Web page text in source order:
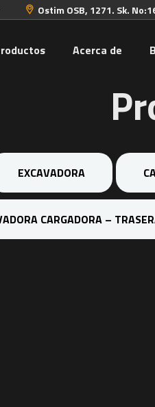
Ostim OSB, 1271. Sk.
Acerca de
EXCAVADORA
CARGADORA –